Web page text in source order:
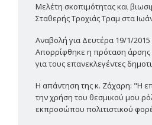
Μελέτη σκοπιμότητας και
Σταθερής Τροχιάς Τραμ στα
Αναβολή για Δευτέρα 19/1/2015
Απορρίφθηκε η πρόταση άρσης
για τους επανεκλεγέντες
Η απάντηση της κ. Ζάχαρη: "Η
την χρήση του θεσμικού μου
εκπροσώπου πολιτιστικού